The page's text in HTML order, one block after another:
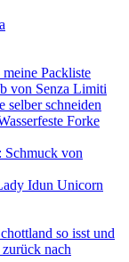
Packliste
von Senza Limiti
selber schneiden
Forke
Schmuck von
Idun Unicorn
so isst und
nach